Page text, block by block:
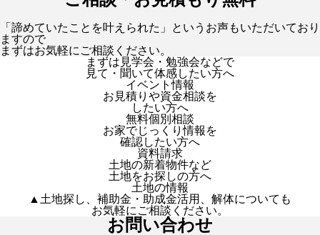
「諦めていたことを叶えられた」というお声もいただいており
ますので
まずはお気軽にご相談ください。
まずは見学会・勉強会などで
見て・聞いて体感したい方へ
イベント情報
お見積りや資金相談を
したい方へ
無料個別相談
お家でじっくり情報を
確認したい方へ
資料請求
土地の新着物件など
土地をお探しの方へ
土地の情報
▲土地探し、補助金・助成金活用、解体についても
お気軽にご相談ください。
お問い合わせ